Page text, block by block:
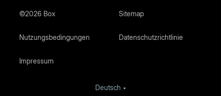
©2026 Box Sitemap
Nutzungsbedingungen Datenschutzrichtlinie
Impressum
Deutsch